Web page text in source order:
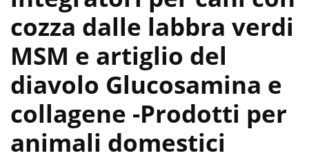
cozza dalle labbra verdi
MSM e artiglio del
diavolo Glucosamina e
collagene -Prodotti per
animali domestici